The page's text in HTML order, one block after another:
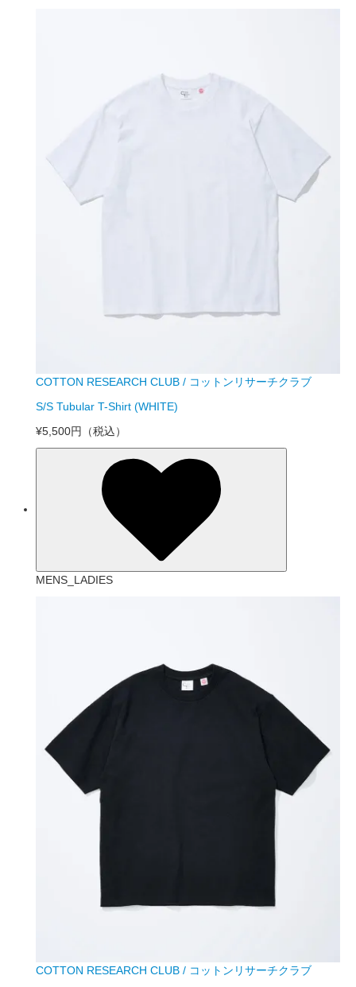
COTTON RESEARCH CLUB / コットンリサーチクラブ
S/S Tubular T-Shirt (WHITE)
¥5,500円
（税込）
MENS_LADIES
COTTON RESEARCH CLUB / コットンリサーチクラブ